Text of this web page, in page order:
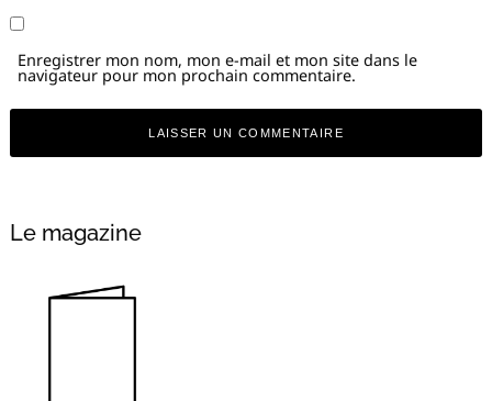
Enregistrer mon nom, mon e-mail et mon site dans le
navigateur pour mon prochain commentaire.
Le magazine